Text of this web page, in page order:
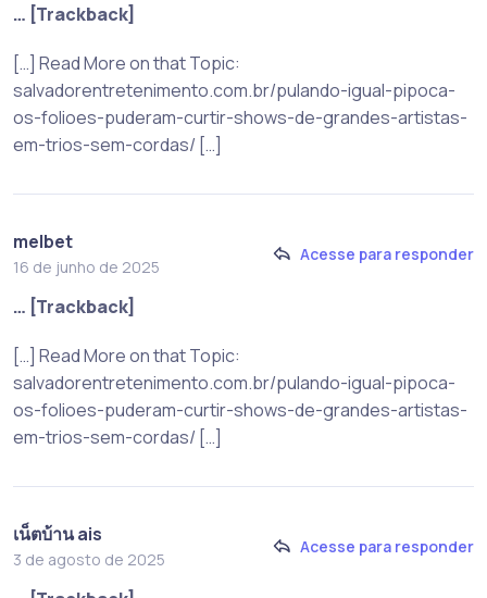
… [Trackback]
[…] Read More on that Topic:
salvadorentretenimento.com.br/pulando-igual-pipoca-
os-folioes-puderam-curtir-shows-de-grandes-artistas-
em-trios-sem-cordas/ […]
melbet
16 de junho de 2025
Acesse para responder
… [Trackback]
[…] Read More on that Topic:
salvadorentretenimento.com.br/pulando-igual-pipoca-
os-folioes-puderam-curtir-shows-de-grandes-artistas-
em-trios-sem-cordas/ […]
เน็ตบ้าน ais
3 de agosto de 2025
Acesse para responder